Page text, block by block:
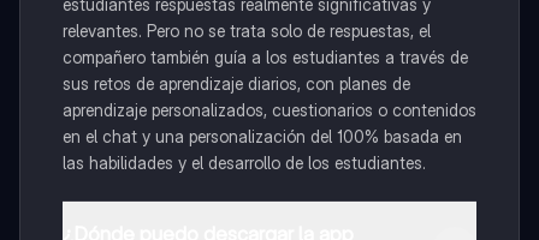
relevantes. Pero no se trata solo de respuestas, el
compañero también guía a los estudiantes a través de
sus retos de aprendizaje diarios, con planes de
aprendizaje personalizados, cuestionarios o contenidos
en el chat y una personalización del 100% basada en
las habilidades y el desarrollo de los estudiantes.